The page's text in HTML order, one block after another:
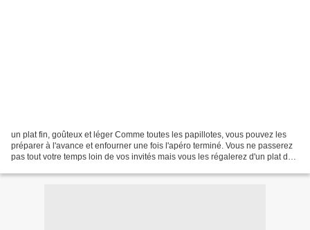
un plat fin, goûteux et léger Comme toutes les papillotes, vous pouvez les
préparer à l'avance et enfourner une fois l'apéro terminé. Vous ne passerez
pas tout votre temps loin de vos invités mais vous les régalerez d'un plat de